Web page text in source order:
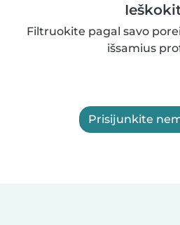
Filtruokite pagal savo
išsamius
Prisijunkite